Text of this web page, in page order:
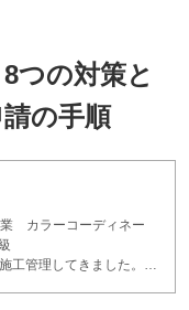
つの対策と
の手順
カラーコーディネー
工管理してきました。